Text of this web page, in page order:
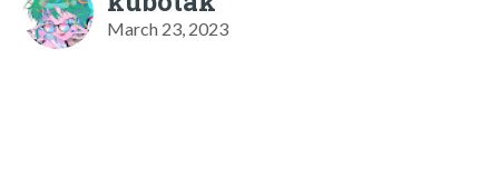
March 23, 2023